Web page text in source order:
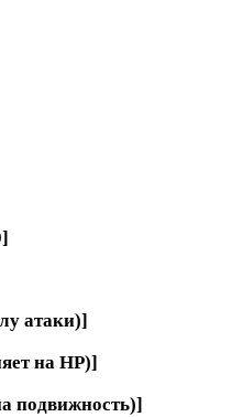
атаки)]
на HP)]
подвижность)]